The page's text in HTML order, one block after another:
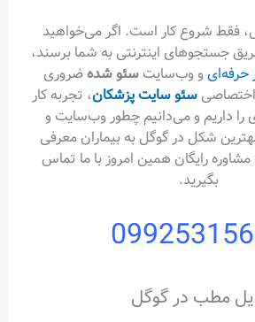
فقط شروع کار است. اگر می‌خواهید
جستجوهای اینترنتی به شما برسند،
حرفه‌ایو وب‌سایت سئو شده ضروری
سئو سایت پزشکان، تجربه کار
را داریم و می‌دانیم چطور وب‌سایت و
شکل در گوگل به بیماران معرفی
رایگان همین امروز با ما تماس
بگیرید.
مطب در گوگل